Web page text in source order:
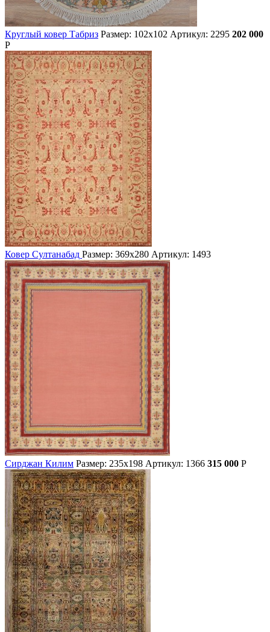
Круглый ковер Табриз Размер: 102х102 Артикул: 2295 202 000
Р
Ковер Султанабад Размер: 369х280 Артикул: 1493
Сирджан Килим Размер: 235х198 Артикул: 1366 315 000 Р